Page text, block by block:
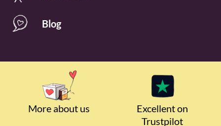
Blog
More about us
Excellent on
Trustpilot